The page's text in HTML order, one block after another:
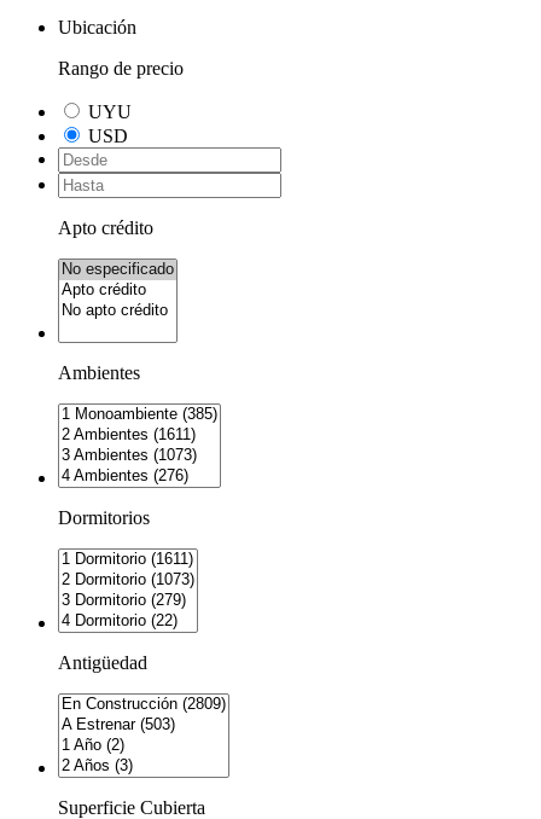
Ubicación
Rango de precio
UYU
USD
Apto crédito
Ambientes
Dormitorios
Antigüedad
Superficie Cubierta